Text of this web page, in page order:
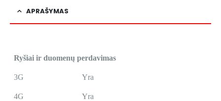
APRAŠYMAS
Ryšiai ir duomenų perdavimas
3G Yra
4G Yra